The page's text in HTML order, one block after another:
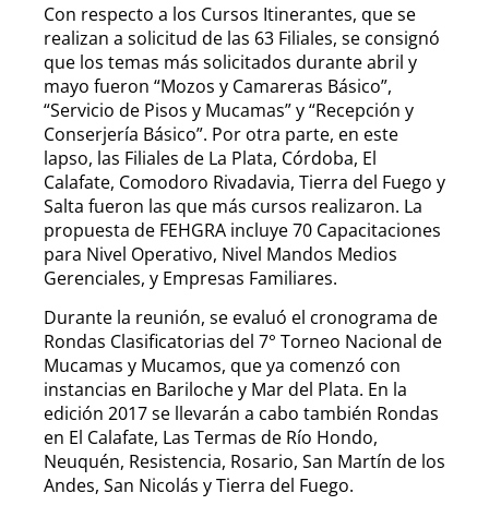
Con respecto a los Cursos Itinerantes, que se
realizan a solicitud de las 63 Filiales, se consignó
que los temas más solicitados durante abril y
mayo fueron “Mozos y Camareras Básico”,
“Servicio de Pisos y Mucamas” y “Recepción y
Conserjería Básico”. Por otra parte, en este
lapso, las Filiales de La Plata, Córdoba, El
Calafate, Comodoro Rivadavia, Tierra del Fuego y
Salta fueron las que más cursos realizaron. La
propuesta de FEHGRA incluye 70 Capacitaciones
para Nivel Operativo, Nivel Mandos Medios
Gerenciales, y Empresas Familiares.
Durante la reunión, se evaluó el cronograma de
Rondas Clasificatorias del 7° Torneo Nacional de
Mucamas y Mucamos, que ya comenzó con
instancias en Bariloche y Mar del Plata. En la
edición 2017 se llevarán a cabo también Rondas
en El Calafate, Las Termas de Río Hondo,
Neuquén, Resistencia, Rosario, San Martín de los
Andes, San Nicolás y Tierra del Fuego.